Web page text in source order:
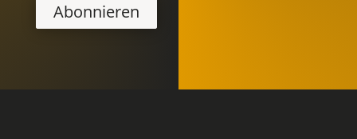
Abonnieren